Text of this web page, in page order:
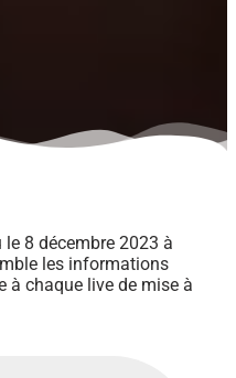
le 8 décembre 2023 à
les informations
à chaque live de mise à